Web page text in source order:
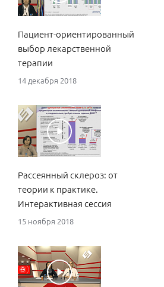
Пациент-ориентированный
выбор лекарственной
терапии
14 декабря 2018
Рассеянный склероз: от
теории к практике.
Интерактивная сессия
15 ноября 2018